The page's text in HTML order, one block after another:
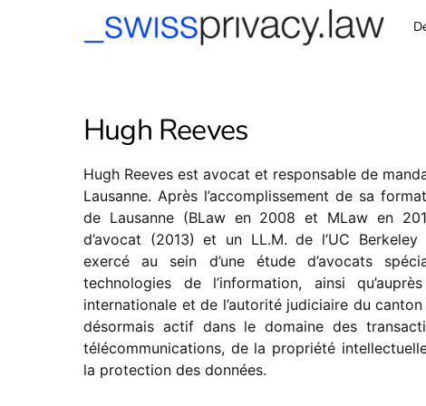
Hugh Reeves
Hugh Reeves est avocat et responsable de
Lausanne. Après l’accomplissement de sa
de Lausanne (BLaw en 2008 et MLaw en
d’avocat (2013) et un LL.M. de l’UC
exercé au sein d’une étude d’avocats
technologies de l’information, ainsi
internationale et de l’autorité judiciaire du
désormais actif dans le domaine des
télécommunications, de la propriété
la protection des données.